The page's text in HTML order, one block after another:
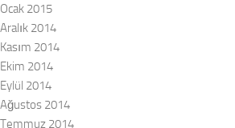
Ocak 2015
Aralık 2014
Kasım 2014
Ekim 2014
Eylül 2014
Ağustos 2014
Temmuz 2014